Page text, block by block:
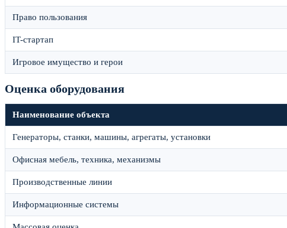
Право пользования
IT-стартап
Игровое имущество и герои
Оценка оборудования
Наименование объекта
Генераторы, станки, машины, агрегаты, установки
Офисная мебель, техника, механизмы
Производственные линии
Информационные системы